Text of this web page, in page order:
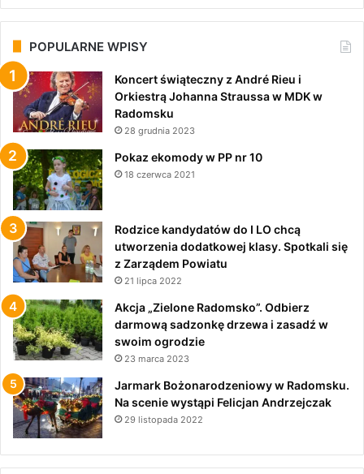
POPULARNE WPISY
Koncert świąteczny z André Rieu i
Orkiestrą Johanna Straussa w MDK w
Radomsku
28 grudnia 2023
Pokaz ekomody w PP nr 10
18 czerwca 2021
Rodzice kandydatów do I LO chcą
utworzenia dodatkowej klasy. Spotkali się
z Zarządem Powiatu
21 lipca 2022
Akcja „Zielone Radomsko”. Odbierz
darmową sadzonkę drzewa i zasadź w
swoim ogrodzie
23 marca 2023
Jarmark Bożonarodzeniowy w Radomsku.
Na scenie wystąpi Felicjan Andrzejczak
29 listopada 2022